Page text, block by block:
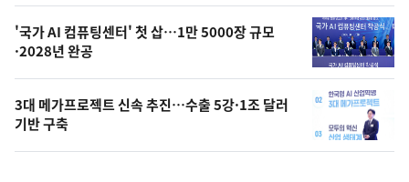
오
의
사
진
'국가 AI 컴퓨팅센터' 첫 삽…1만 5000장 규모
·2028년 완공
3대 메가프로젝트 신속 추진…수출 5강·1조 달러
기반 구축